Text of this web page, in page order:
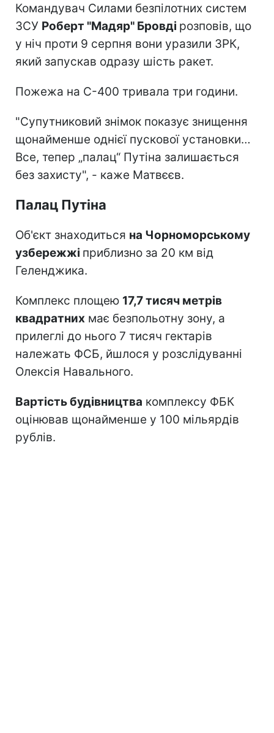
Командувач Силами безпілотних систем
ЗСУ Роберт "Мадяр" Бровді розповів, що
у ніч проти 9 серпня вони уразили ЗРК,
який запускав одразу шість ракет.
Пожежа на С-400 тривала три години.
"Супутниковий знімок показує знищення
щонайменше однієї пускової установки…
Все, тепер „палац“ Путіна залишається
без захисту", - каже Матвєєв.
Палац Путіна
Об'єкт знаходиться на Чорноморському
узбережжі приблизно за 20 км від
Геленджика.
Комплекс площею 17,7 тисяч метрів
квадратних має безпольотну зону, а
прилеглі до нього 7 тисяч гектарів
належать ФСБ, йшлося у розслідуванні
Олексія Навального.
Вартість будівництва комплексу ФБК
оцінював щонайменше у 100 мільярдів
рублів.